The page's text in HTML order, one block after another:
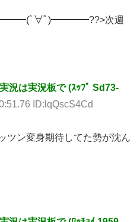
━━━━(ﾟ∀ﾟ)━━━━??>次週
況は実況板で (ｽｯﾌﾟ Sd73-
ID:lqQscS4Cd
ツン変身期待してた勢が沈ん